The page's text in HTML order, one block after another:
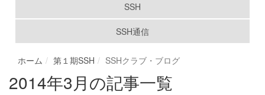
SSH
SSH通信
ホーム 第１期SSH SSHクラブ・ブログ
2014年3月の記事一覧